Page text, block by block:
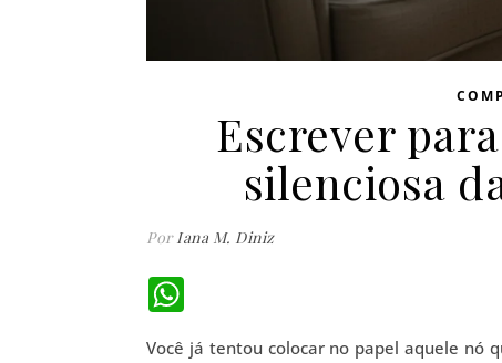
Escrever
silenciosa
Por Iana M. Diniz
Você já tentou colocar no papel aquele nó